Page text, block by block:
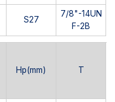
S27
7/8"-14UN
F-2B
Hp(mm) T